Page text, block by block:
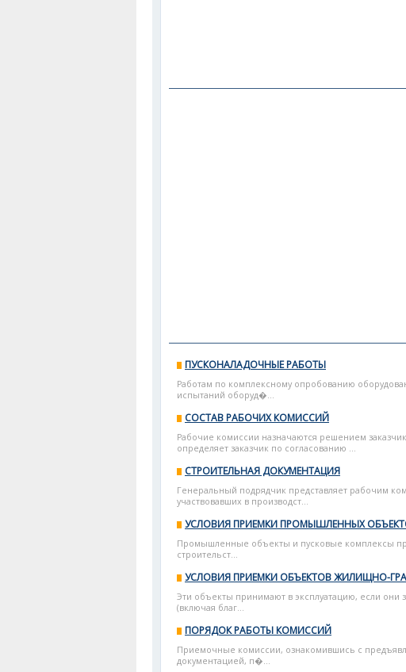
ПУСКОНАЛАДОЧНЫЕ РАБОТЫ
Работам по комплексному опробованию
испытаний оборуд�...
СОСТАВ РАБОЧИХ КОМИССИЙ
Рабочие комиссии назначаются решением
определяет заказчик по согласованию ...
СТРОИТЕЛЬНАЯ ДОКУМЕНТАЦИЯ
Генеральный подрядчик представляет рабочим
участвовавших в производст...
УСЛОВИЯ ПРИЕМКИ ПРОМЫШЛЕННЫХ
Промышленные объекты и пусковые комплексы
строительст...
УСЛОВИЯ ПРИЕМКИ ОБЪЕКТОВ ЖИЛИЩНО-
Эти объекты принимают в эксплуатацию, если они
(включая благ...
ПОРЯДОК РАБОТЫ КОМИССИЙ
Приемочные комиссии, ознакомившись с
документацией, п�...